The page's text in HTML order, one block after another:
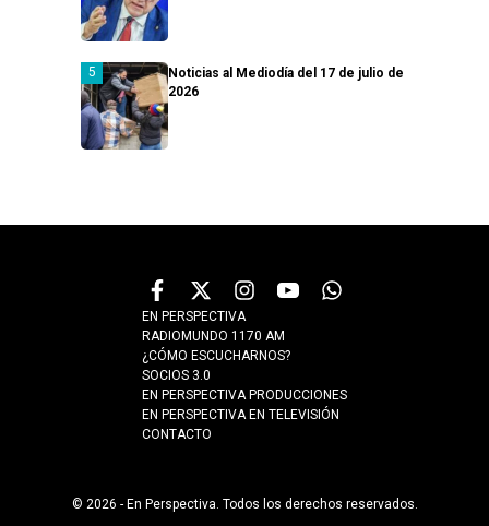
Noticias al Mediodía del 17 de julio de
2026
EN PERSPECTIVA
RADIOMUNDO 1170 AM
¿CÓMO ESCUCHARNOS?
SOCIOS 3.0
EN PERSPECTIVA PRODUCCIONES
EN PERSPECTIVA EN TELEVISIÓN
CONTACTO
© 2026 - En Perspectiva. Todos los derechos reservados.